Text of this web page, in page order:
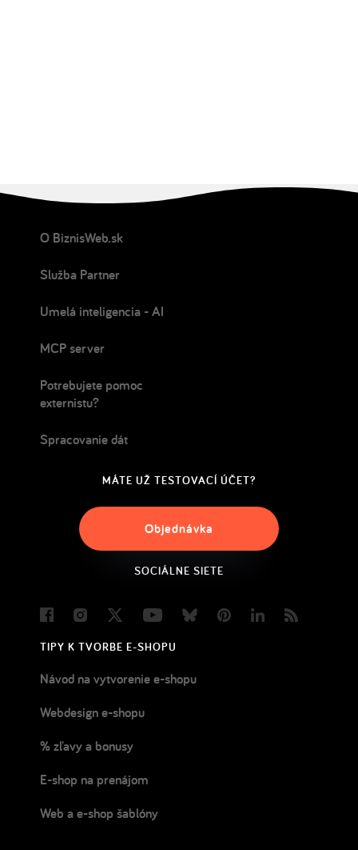
O BiznisWeb.sk
Služba Partner
Umelá inteligencia - AI
MCP server
Potrebujete pomoc
externistu?
Spracovanie dát
MÁTE UŽ TESTOVACÍ ÚČET?
Objednávka
SOCIÁLNE SIETE
FacebookInstagram
Twitter YoutubeBlueskyPinterestLinkedIn
TIPY K TVORBE E-SHOPU
Návod na vytvorenie e-shopu
Webdesign e-shopu
% zľavy a bonusy
E-shop na prenájom
Web a e-shop šablóny